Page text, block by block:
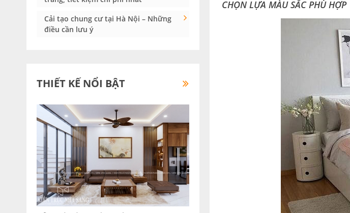
CHỌN LỰA MÀU SẮC PHÙ HỢP
Cải tạo chung cư tại Hà Nội – Những
điều cần lưu ý
THIẾT KẾ NỔI BẬT